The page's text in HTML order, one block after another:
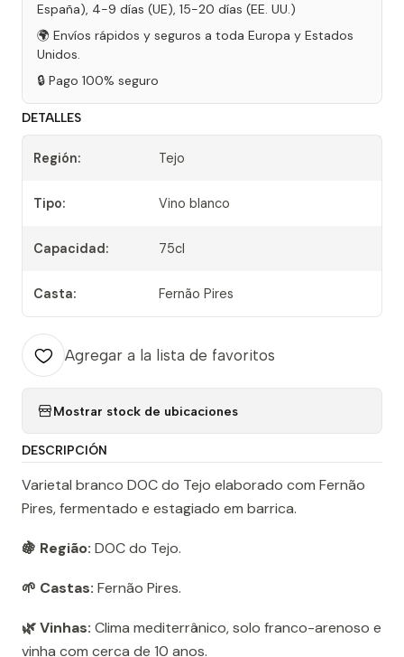
España), 4-9 días (UE), 15-20 días (EE. UU.)
🌍 Envíos rápidos y seguros a toda Europa y Estados
Unidos.
🔒 Pago 100% seguro
DETALLES
Región: Tejo
Tipo: Vino blanco
Capacidad: 75cl
Casta: Fernão Pires
Agregar a la lista de favoritos
Mostrar stock de ubicaciones
DESCRIPCIÓN
Varietal branco DOC do Tejo elaborado com Fernão
Pires, fermentado e estagiado em barrica.
🍇 Região: DOC do Tejo.
🌱 Castas: Fernão Pires.
🌿 Vinhas: Clima mediterrânico, solo franco-arenoso e
vinha com cerca de 10 anos.